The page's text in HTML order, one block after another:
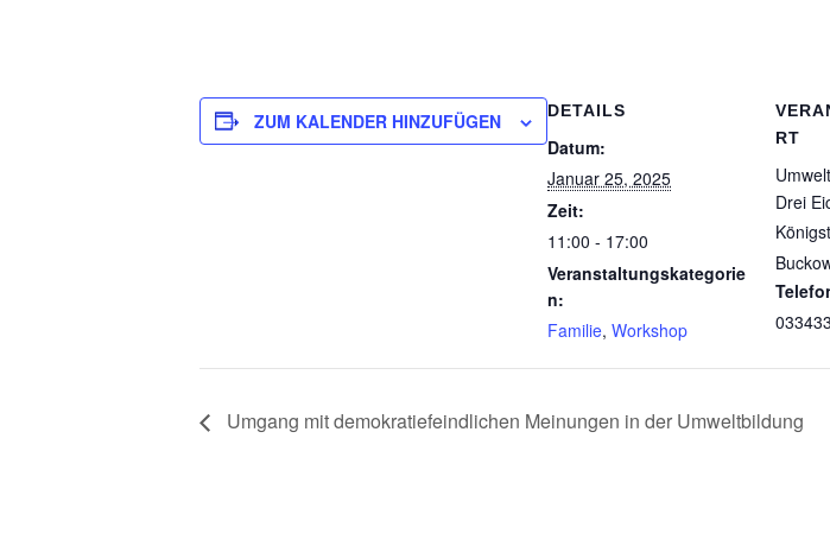
ZUM KALENDER HINZUFÜGEN DETAILS
Datum:
Januar 25, 2025
Zeit:
11:00 - 17:00
Veranstaltungskategorie
n:
Familie, Workshop
RT
Drei
Umgang mit demokratiefeindlichen Meinungen in der Umweltbildung